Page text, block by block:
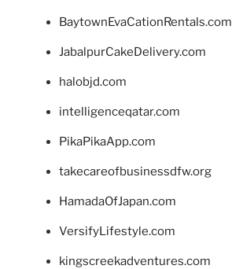
BaytownEvaCationRentals.com
JabalpurCakeDelivery.com
halobjd.com
intelligenceqatar.com
PikaPikaApp.com
takecareofbusinessdfw.org
HamadaOfJapan.com
VersifyLifestyle.com
kingscreekadventures.com